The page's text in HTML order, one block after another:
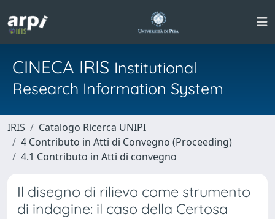
CINECA IRIS Institutional
Research Information System
IRIS
Catalogo Ricerca UNIPI
4 Contributo in Atti di Convegno (Proceeding)
4.1 Contributo in Atti di convegno
Il disegno di rilievo come strumento
di indagine: il caso della Certosa